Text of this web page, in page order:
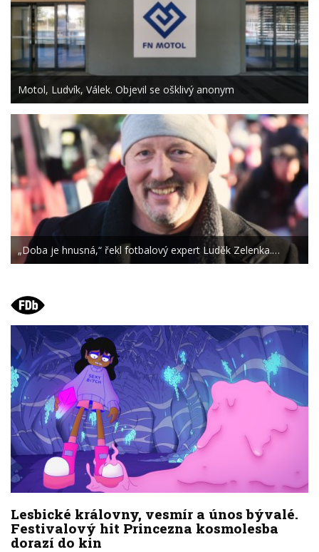
Motol, Ludvík, Válek. Objevil se ošklivý anonym
„Doba je hnusná,“ řekl fotbalový expert Luděk Zelenka.…
Lesbické královny, vesmír a únos bývalé.
Festivalový hit Princezna kosmolesba
dorazí do kin